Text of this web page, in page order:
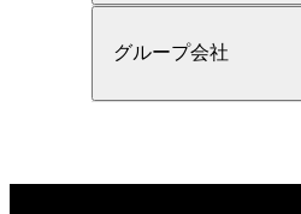
グループ会社